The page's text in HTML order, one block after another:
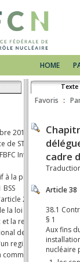
HOME
2017 concernant
de STSI Belgium
International
à la protection
2, b), de la loi
la loi du 7 mai 2017
la responsabilité
des
registre
comme transporteur
Favoris